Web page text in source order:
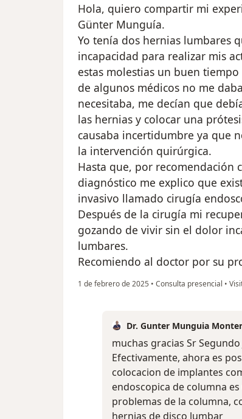
Hola, quiero compartir mi
Günter Munguía.
Yo tenía dos hernias lumbares
incapacidad para realizar mis
estas molestias un buen
de algunos médicos no me
necesitaba, me decían que
las hernias y colocar una
causaba incertidumbre ya que
la intervención quirúrgica.
Hasta que, por recomendación
diagnóstico me explico que
invasivo llamado cirugía
Después de la cirugía mi
gozando de vivir sin el dolor
lumbares.
Recomiendo al doctor por su
1 de febrero de 2025 • Consulta presencial •
Dr. Gunter Munguia
muchas gracias Sr
Efectivamente, ahora es
colocacion de implantes
endoscopica de columna
problemas de la columna,
hernias de disco lumbar